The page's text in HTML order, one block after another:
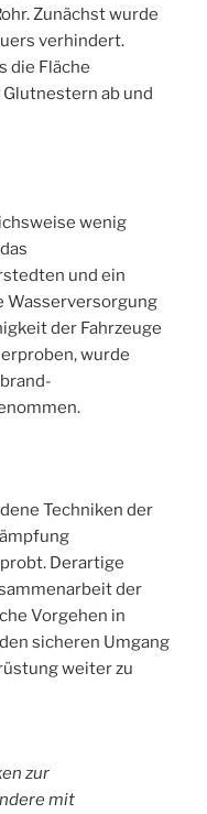
Zunächst wurde
verhindert.
die Fläche
ab und
wenig
und ein
Wasserversorgung
der Fahrzeuge
wurde
Techniken der
Derartige
der
Vorgehen in
sicheren Umgang
weiter zu
zur
mit